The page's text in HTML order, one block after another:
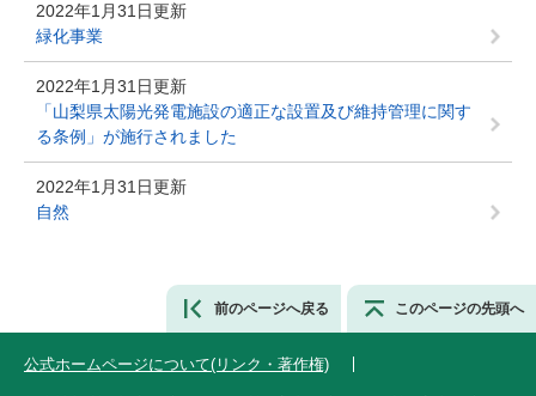
2022年1月31日更新
緑化事業
2022年1月31日更新
「山梨県太陽光発電施設の適正な設置及び維持管理に関す
る条例」が施行されました
2022年1月31日更新
自然
前のページへ戻る このページの先頭へ
公式ホームページについて(リンク・著作権)